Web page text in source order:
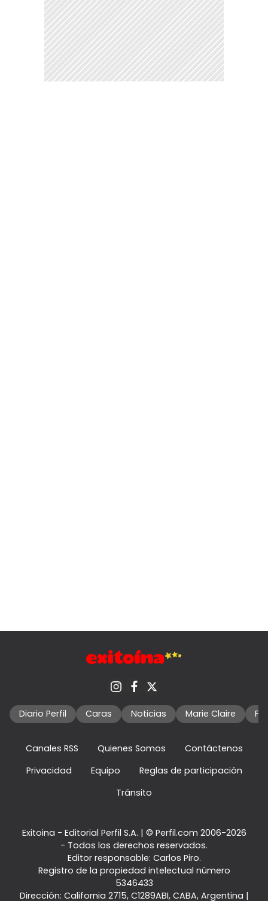
Diario Perfil Caras Noticias Marie Claire
Canales RSS Quienes Somos
Contáctenos
Privacidad
Equipo
Reglas de participación
Tránsito
Exitoina - Editorial Perfil S.A. | © Perfil.com 2006-2026
- Todos los derechos reservados.
Editor responsable: Carlos Piro.
Registro de la propiedad intelectual número
5346433
Dirección: California 2715, C1289ABI, CABA, Argentina |